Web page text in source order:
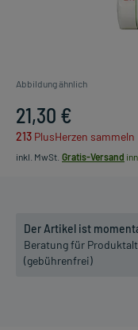
Abbildung ähnlich
21,30 €
213 PlusHerzen sammeln
inkl. MwSt. Gratis-Versand
Der Artikel ist
Beratung für
(gebührenfrei)